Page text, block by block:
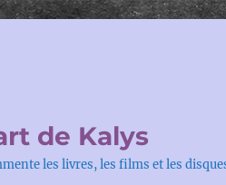
de Kalys
les livres, les films et les